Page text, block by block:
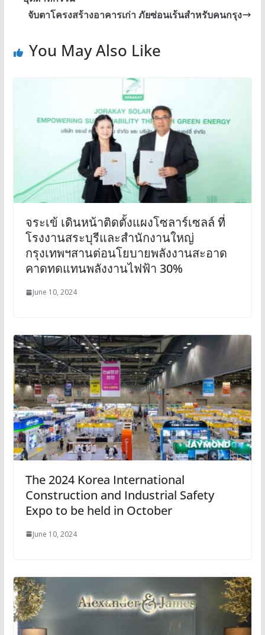
จับตาโครงสร้างอาคารเก่า ภัยซ่อนเร้นสำหรับคนกรุง
You May Also Like
จระเข้ เดินหน้าติดตั้งแผงโซลาร์เซลล์ ที่
โรงงานสระบุรีและสำนักงานใหญ่
กรุงเทพฯสานต่อนโยบายพลังงานสะอาด
คาดทดแทนพลังงานไฟฟ้า 30%
June 10, 2024
The 2024 Korea International
Construction and Industrial Safety
Expo to be held in October
June 10, 2024